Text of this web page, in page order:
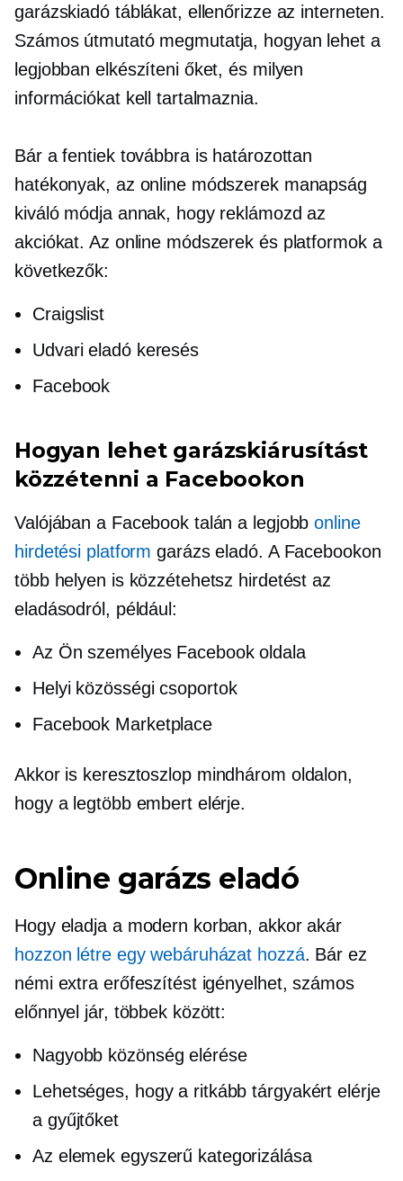
garázskiadó táblákat, ellenőrizze az interneten.
Számos útmutató megmutatja, hogyan lehet a
legjobban elkészíteni őket, és milyen
információkat kell tartalmaznia.
Bár a fentiek továbbra is határozottan
hatékonyak, az online módszerek manapság
kiváló módja annak, hogy reklámozd az
akciókat. Az online módszerek és platformok a
következők:
Craigslist
Udvari eladó keresés
Facebook
Hogyan lehet garázskiárusítást
közzétenni a Facebookon
Valójában a Facebook talán a legjobbonline
hirdetési platform garázs eladó. A Facebookon
több helyen is közzétehetsz hirdetést az
eladásodról, például:
Az Ön személyes Facebook oldala
Helyi közösségi csoportok
Facebook Marketplace
Akkor is keresztoszlopmindhárom oldalon,
hogy a legtöbb embert elérje.
Online garázs eladó
Hogy eladja a modern korban, akkor akár
hozzon létre egy webáruházat hozzá. Bár ez
némi extra erőfeszítést igényelhet, számos
előnnyel jár, többek között:
Nagyobb közönség elérése
Lehetséges, hogy a ritkább tárgyakért elérje
a gyűjtőket
Az elemek egyszerű kategorizálása